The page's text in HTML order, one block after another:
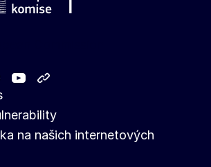
Facebook
Youtube
na našich internetových